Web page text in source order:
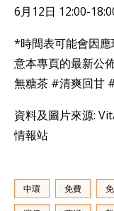
6月12日 12:00-
*時間表可能會因
意本專頁的最新公
無糖茶 #清爽回甘
資料及圖片來源:
情報站
中環 免費